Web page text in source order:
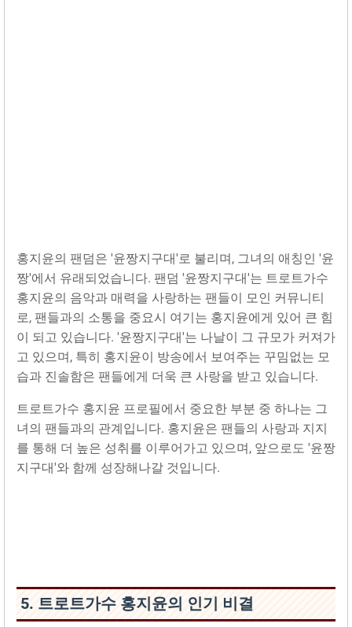
홍지윤의 팬덤은 '윤짱지구대'로 불리며, 그녀의 애칭인 '윤
짱'에서 유래되었습니다. 팬덤 '윤짱지구대'는 트로트가수
홍지윤의 음악과 매력을 사랑하는 팬들이 모인 커뮤니티
로, 팬들과의 소통을 중요시 여기는 홍지윤에게 있어 큰 힘
이 되고 있습니다. '윤짱지구대'는 나날이 그 규모가 커져가
고 있으며, 특히 홍지윤이 방송에서 보여주는 꾸밈없는 모
습과 진솔함은 팬들에게 더욱 큰 사랑을 받고 있습니다.
트로트가수 홍지윤 프로필에서 중요한 부분 중 하나는 그
녀의 팬들과의 관계입니다. 홍지윤은 팬들의 사랑과 지지
를 통해 더 높은 성취를 이루어가고 있으며, 앞으로도 '윤짱
지구대'와 함께 성장해나갈 것입니다.
5. 트로트가수 홍지윤의 인기 비결